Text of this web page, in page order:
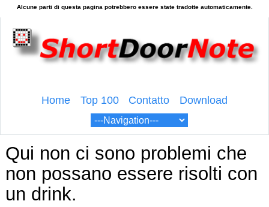
Home Top 100 Contatto Download
Qui non ci sono problemi che
non possano essere risolti con
un drink.